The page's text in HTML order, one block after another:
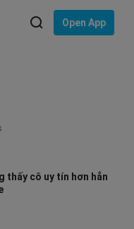
Open App
thấy cô uy tín hơn hẳn